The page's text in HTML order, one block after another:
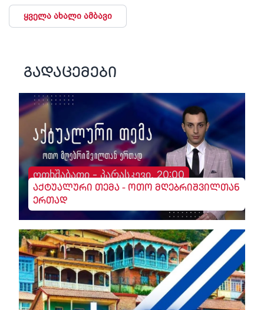
ყველა ახალი ამბავი
გადაცემები
ოთხშაბათი - პარასკევი, 20:00
აქტუალური თემა - ოთო მღებრიშვილთან
ერთად